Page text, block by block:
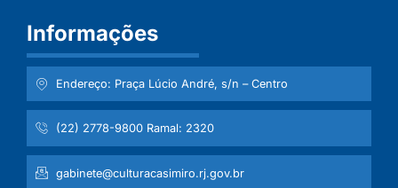
Informações
Endereço: Praça Lúcio André, s/n – Centro
(22) 2778-9800 Ramal: 2320
gabinete@culturacasimiro.rj.gov.br